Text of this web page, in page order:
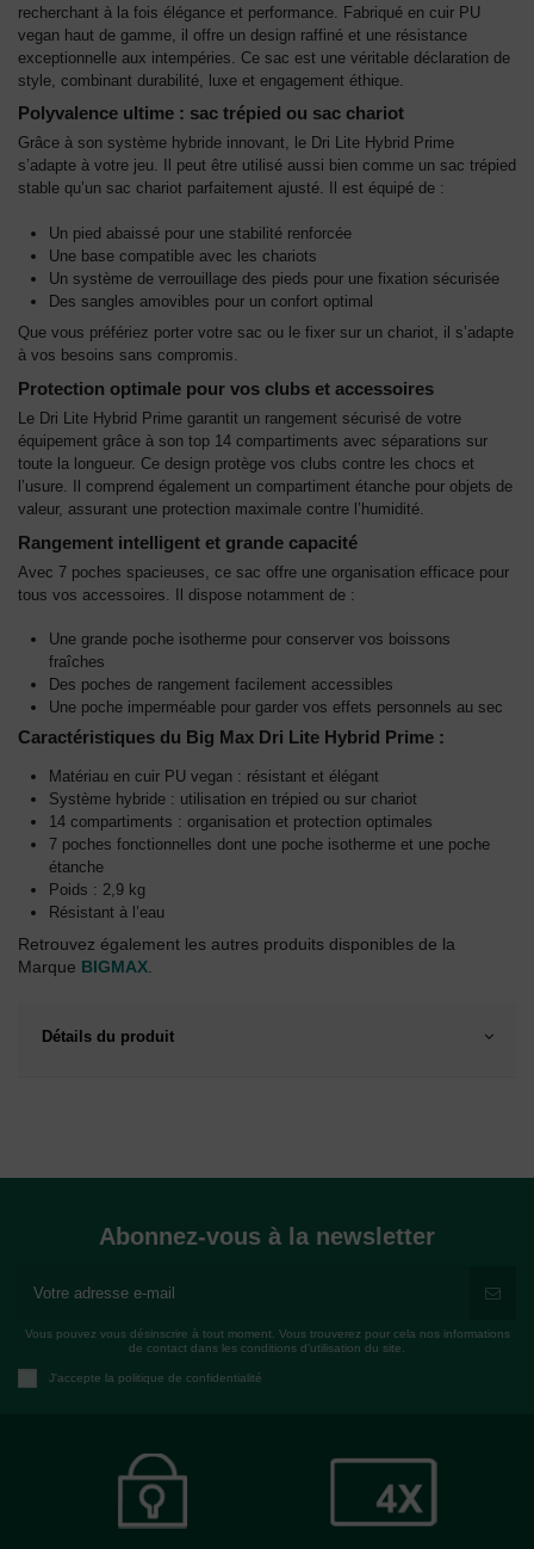
recherchant à la fois élégance et performance. Fabriqué en cuir PU
vegan haut de gamme, il offre un design raffiné et une résistance
exceptionnelle aux intempéries. Ce sac est une véritable déclaration de
style, combinant durabilité, luxe et engagement éthique.
Polyvalence ultime : sac trépied ou sac chariot
Grâce à son système hybride innovant, le Dri Lite Hybrid Prime
s’adapte à votre jeu. Il peut être utilisé aussi bien comme un sac trépied
stable qu’un sac chariot parfaitement ajusté. Il est équipé de :
Un pied abaissé pour une stabilité renforcée
Une base compatible avec les chariots
Un système de verrouillage des pieds pour une fixation sécurisée
Des sangles amovibles pour un confort optimal
Que vous préfériez porter votre sac ou le fixer sur un chariot, il s’adapte
à vos besoins sans compromis.
Protection optimale pour vos clubs et accessoires
Le Dri Lite Hybrid Prime garantit un rangement sécurisé de votre
équipement grâce à son top 14 compartiments avec séparations sur
toute la longueur. Ce design protège vos clubs contre les chocs et
l’usure. Il comprend également un compartiment étanche pour objets de
valeur, assurant une protection maximale contre l’humidité.
Rangement intelligent et grande capacité
Avec 7 poches spacieuses, ce sac offre une organisation efficace pour
tous vos accessoires. Il dispose notamment de :
Une grande poche isotherme pour conserver vos boissons
fraîches
Des poches de rangement facilement accessibles
Une poche imperméable pour garder vos effets personnels au sec
Caractéristiques du Big Max Dri Lite Hybrid Prime :
Matériau en cuir PU vegan : résistant et élégant
Système hybride : utilisation en trépied ou sur chariot
14 compartiments : organisation et protection optimales
7 poches fonctionnelles dont une poche isotherme et une poche
étanche
Poids : 2,9 kg
Résistant à l’eau
Retrouvez également les autres produits disponibles de la
Marque BIGMAX.
Détails du produit
Abonnez-vous à la newsletter
Vous pouvez vous désinscrire à tout moment. Vous trouverez pour cela nos informations
de contact dans les conditions d'utilisation du site.
J'accepte la politique de confidentialité